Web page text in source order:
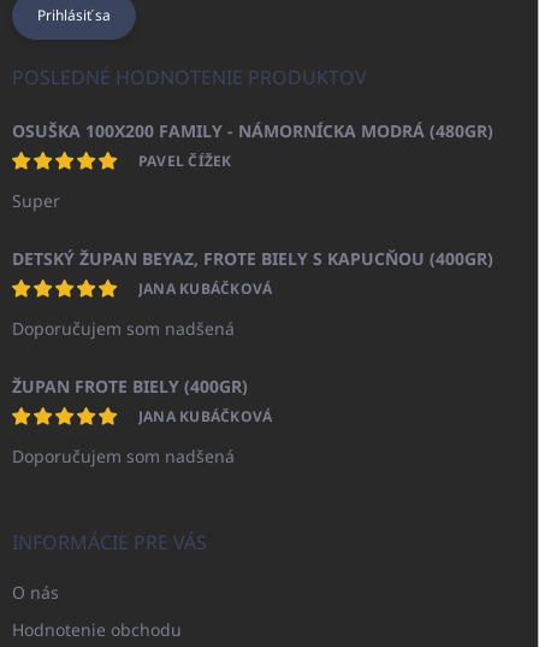
Prihlásiť sa
POSLEDNÉ HODNOTENIE PRODUKTOV
OSUŠKA 100X200 FAMILY - NÁMORNÍCKA MODRÁ (480GR)
PAVEL ČÍŽEK
Super
DETSKÝ ŽUPAN BEYAZ, FROTE BIELY S KAPUCŇOU (400GR)
JANA KUBÁČKOVÁ
Doporučujem som nadšená
ŽUPAN FROTE BIELY (400GR)
JANA KUBÁČKOVÁ
Doporučujem som nadšená
INFORMÁCIE PRE VÁS
O nás
Hodnotenie obchodu